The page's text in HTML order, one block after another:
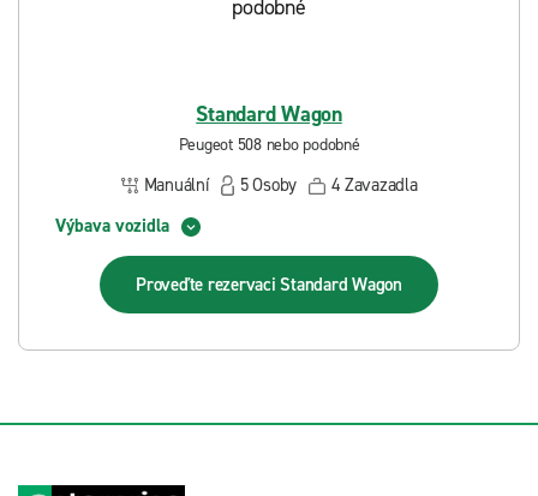
Standard Wagon
Peugeot 508 nebo podobné
Manuální 5Osoby 4 Zavazadla
Výbava vozidla
Proveďte rezervaciStandard Wagon